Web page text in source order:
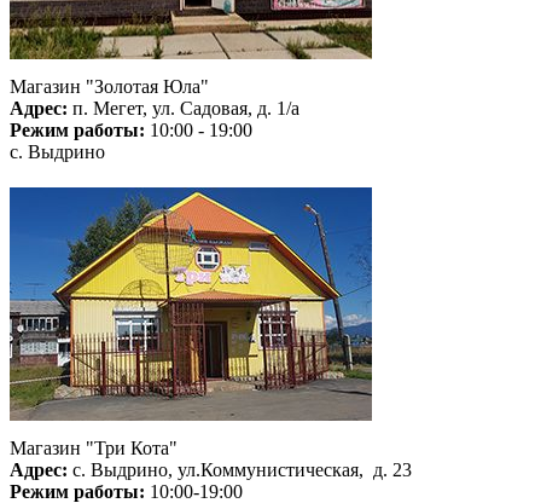
Магазин "Золотая Юла"
Адрес: п. Мегет, ул. Садовая, д. 1/а
Режим работы: 10:00 - 19:00
с. Выдрино
Магазин "Три Кота"
Адрес: с. Выдрино, ул.Коммунистическая, д. 23
Режим работы: 10:00-19:00